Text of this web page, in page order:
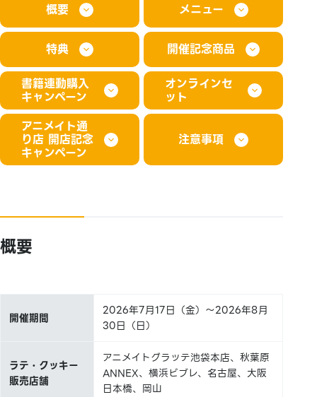
概要 メニュー
特典
開催記念商品
書籍連動購入
キャンペーン
オンラインセ
ット
アニメイト通
り店 開店記念
キャンペーン
注意事項
概要
開催期間
2026年7月17日（金）～2026年8月
30日（日）
ラテ・クッキー
販売店舗
アニメイトグラッテ池袋本店、秋葉原
ANNEX、横浜ビブレ、名古屋、大阪
日本橋、岡山